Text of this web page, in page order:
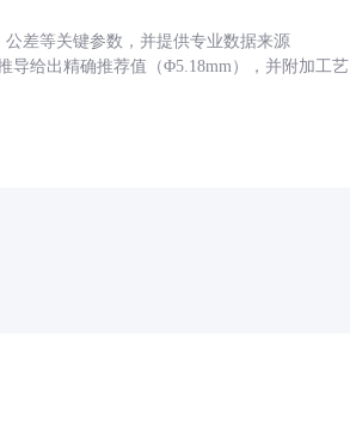
差等关键参数，并提供专业数据来源
导给出精确推荐值（Φ5.18mm），并附加工艺